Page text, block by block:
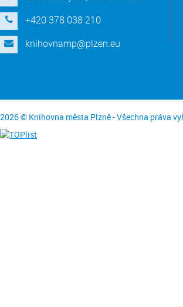
+420 378 038 210
knihovnamp@plzen.eu
2026 © Knihovna města Plzně - Všechna práva